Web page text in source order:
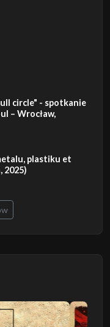
circle" - spotkanie
– Wrocław,
plastiku et
2025)